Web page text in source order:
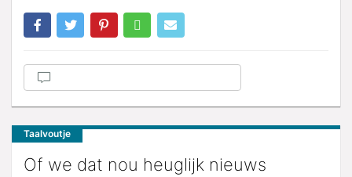
Taalvoutje
Of we dat nou heuglijk nieuws